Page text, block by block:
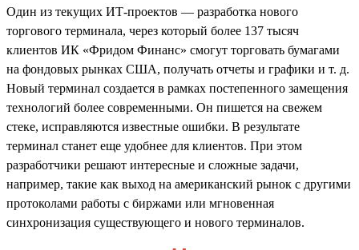
Один из текущих ИТ-проектов — разработка нового
торгового терминала, через который более 137 тысяч
клиентов ИК «Фридом Финанс» смогут торговать бумагами
на фондовых рынках США, получать отчеты и графики и т. д.
Новый терминал создается в рамках постепенного замещения
технологий более современными. Он пишется на свежем
стеке, исправляются известные ошибки. В результате
терминал станет еще удобнее для клиентов. При этом
разработчики решают интересные и сложные задачи,
например, такие как выход на американский рынок с другими
протоколами работы с биржами или мгновенная
синхронизация существующего и нового терминалов.